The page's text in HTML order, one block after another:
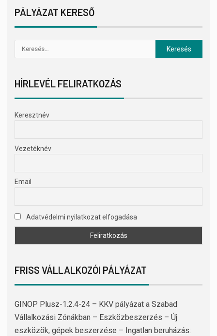
PÁLYÁZAT KERESŐ
HÍRLEVÉL FELIRATKOZÁS
Keresztnév
Vezetéknév
Email
Adatvédelmi nyilatkozat elfogadása
FRISS VÁLLALKOZÓI PÁLYÁZAT
GINOP Plusz-1.2.4-24 – KKV pályázat a Szabad
Vállalkozási Zónákban – Eszközbeszerzés – Új
eszközök, gépek beszerzése – Ingatlan beruházás: